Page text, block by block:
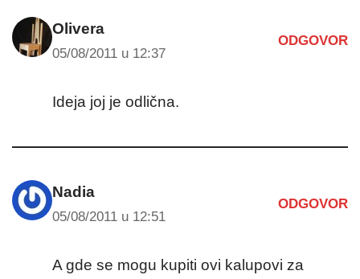
Olivera
05/08/2011 u 12:37
ODGOVOR
Ideja joj je odlična.
Nadia
05/08/2011 u 12:51
ODGOVOR
A gde se mogu kupiti ovi kalupovi za